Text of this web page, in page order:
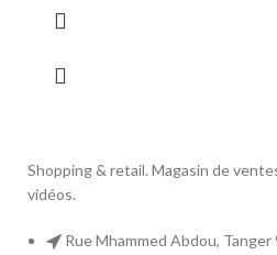
Shopping & retail. Magasin de
vidéos.
Rue Mhammed Abdou, Tanger